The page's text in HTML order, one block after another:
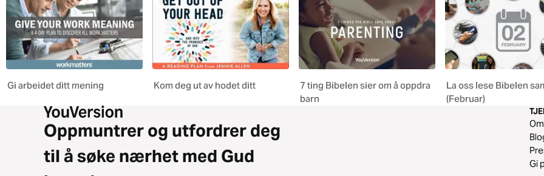
Gi arbeidet ditt mening Kom deg ut av hodet ditt
7 ting Bibelen sier om å oppdra
barn
La oss lese Bibelen
(Februar)
Oppmuntrer og utfordrer deg
til å søke nærhet med Gud
Om
Gi